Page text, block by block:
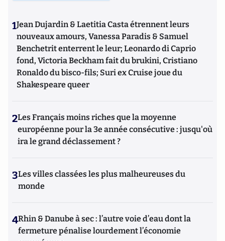
1Jean Dujardin & Laetitia Casta étrennent leurs
nouveaux amours, Vanessa Paradis & Samuel
Benchetrit enterrent le leur; Leonardo di Caprio
fond, Victoria Beckham fait du brukini, Cristiano
Ronaldo du bisco-fils; Suri ex Cruise joue du
Shakespeare queer
2Les Français moins riches que la moyenne
européenne pour la 3e année consécutive : jusqu'où
ira le grand déclassement ?
3Les villes classées les plus malheureuses du
monde
4Rhin & Danube à sec : l’autre voie d’eau dont la
fermeture pénalise lourdement l’économie